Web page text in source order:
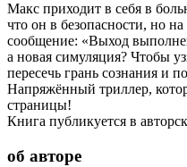
Макс приходит в себя в
что он в безопасности, но
сообщение: «Выход
а новая симуляция? Чтобы
пересечь грань сознания и
Напряжённый триллер,
страницы!
Книга публикуется в
об авторе